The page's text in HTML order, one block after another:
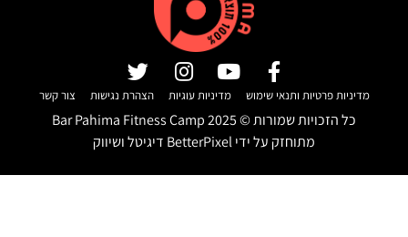
מדיניות פרטיות ותנאי שימוש מדיניות עוגיות הצהרת נגישות צור קשר
כל הזכויות שמורות © Bar Pahima Fitness Camp2025
מתוחזק על ידיBetterPixel דיגיטל ושיווק